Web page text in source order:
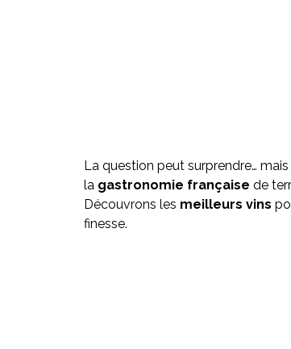
La question peut surprendre…
la gastronomie française de
Découvrons les meilleurs vins
finesse.